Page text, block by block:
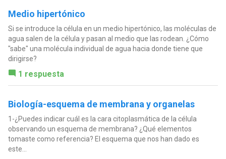
Medio hipertónico
Si se introduce la célula en un medio hipertónico, las moléculas de
agua salen de la célula y pasan al medio que las rodean. ¿Cómo
"sabe" una molécula individual de agua hacia donde tiene que
dirigirse?
1 respuesta
Biología-esquema de membrana y organelas
1-¿Puedes indicar cuál es la cara citoplasmática de la célula
observando un esquema de membrana? ¿Qué elementos
tomaste como referencia? El esquema que nos han dado es
este...